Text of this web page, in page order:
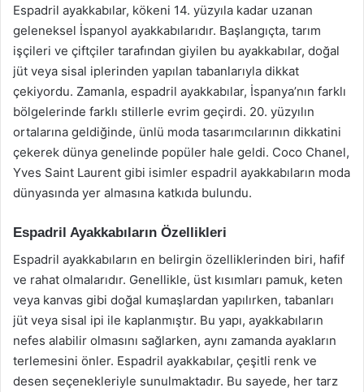
Espadril ayakkabılar, kökeni 14. yüzyıla kadar uzanan
geleneksel İspanyol ayakkabılarıdır. Başlangıçta, tarım
işçileri ve çiftçiler tarafından giyilen bu ayakkabılar, doğal
jüt veya sisal iplerinden yapılan tabanlarıyla dikkat
çekiyordu. Zamanla, espadril ayakkabılar, İspanya’nın farklı
bölgelerinde farklı stillerle evrim geçirdi. 20. yüzyılın
ortalarına geldiğinde, ünlü moda tasarımcılarının dikkatini
çekerek dünya genelinde popüler hale geldi. Coco Chanel,
Yves Saint Laurent gibi isimler espadril ayakkabıların moda
dünyasında yer almasına katkıda bulundu.
Espadril Ayakkabıların Özellikleri
Espadril ayakkabıların en belirgin özelliklerinden biri, hafif
ve rahat olmalarıdır. Genellikle, üst kısımları pamuk, keten
veya kanvas gibi doğal kumaşlardan yapılırken, tabanları
jüt veya sisal ipi ile kaplanmıştır. Bu yapı, ayakkabıların
nefes alabilir olmasını sağlarken, aynı zamanda ayakların
terlemesini önler. Espadril ayakkabılar, çeşitli renk ve
desen seçenekleriyle sunulmaktadır. Bu sayede, her tarz